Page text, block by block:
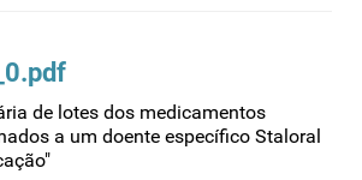
de lotes dos medicamentos
a um doente específico Staloral